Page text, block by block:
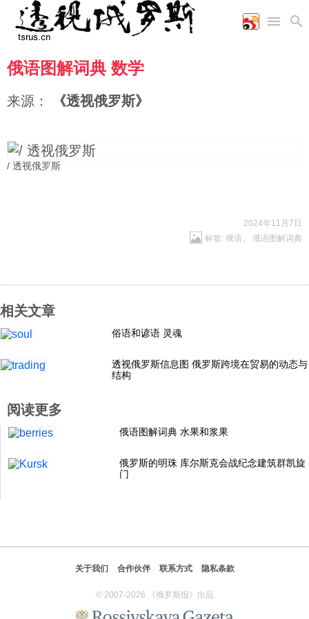
首页
国际
时政
空军
海军
经济
财经
商业
农业
科技
社会
文化
文艺
教育
历史
旅游
图片新闻
高清图片
图表
俄语图解词典 数学
来源： 《透视俄罗斯》
/ 透视俄罗斯
2024年11月7日
标签: 俄语、 俄语图解词典
相关文章
俗语和谚语 灵魂
透视俄罗斯信息图 俄罗斯跨境在贸易的动态与
结构
阅读更多
俄语图解词典 水果和浆果
俄罗斯的明珠 库尔斯克会战纪念建筑群凯旋
门
关于我们 合作伙伴 联系方式 隐私条款
© 2007-2026 《俄罗斯报》出品